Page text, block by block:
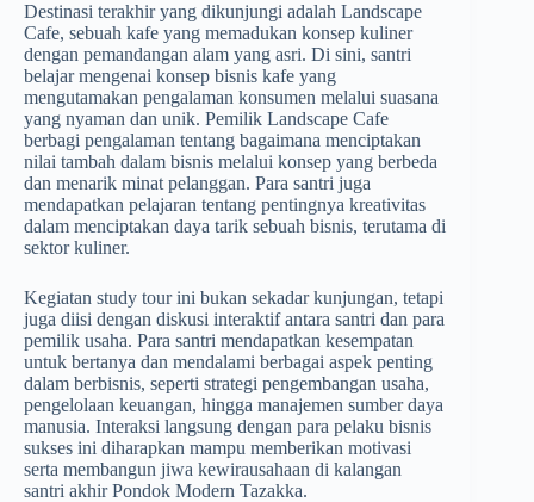
Destinasi terakhir yang dikunjungi adalah Landscape
Cafe, sebuah kafe yang memadukan konsep kuliner
dengan pemandangan alam yang asri. Di sini, santri
belajar mengenai konsep bisnis kafe yang
mengutamakan pengalaman konsumen melalui suasana
yang nyaman dan unik. Pemilik Landscape Cafe
berbagi pengalaman tentang bagaimana menciptakan
nilai tambah dalam bisnis melalui konsep yang berbeda
dan menarik minat pelanggan. Para santri juga
mendapatkan pelajaran tentang pentingnya kreativitas
dalam menciptakan daya tarik sebuah bisnis, terutama di
sektor kuliner.
Kegiatan study tour ini bukan sekadar kunjungan, tetapi
juga diisi dengan diskusi interaktif antara santri dan para
pemilik usaha. Para santri mendapatkan kesempatan
untuk bertanya dan mendalami berbagai aspek penting
dalam berbisnis, seperti strategi pengembangan usaha,
pengelolaan keuangan, hingga manajemen sumber daya
manusia. Interaksi langsung dengan para pelaku bisnis
sukses ini diharapkan mampu memberikan motivasi
serta membangun jiwa kewirausahaan di kalangan
santri akhir Pondok Modern Tazakka.